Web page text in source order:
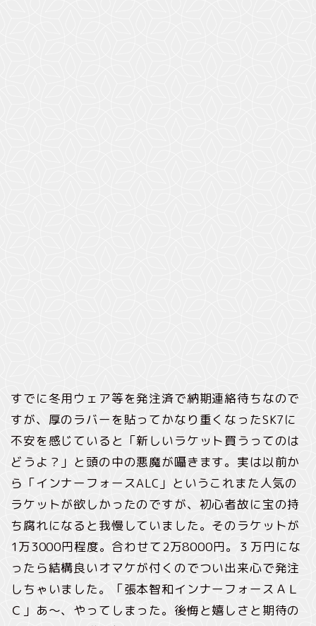
すでに冬用ウェア等を発注済で納期連絡待ちなので
すが、厚のラバーを貼ってかなり重くなったSK7に
不安を感じていると「新しいラケット買うってのは
どうよ？」と頭の中の悪魔が囁きます。実は以前か
ら「インナーフォースALC」というこれまた人気の
ラケットが欲しかったのですが、初心者故に宝の持
ち腐れになると我慢していました。そのラケットが
1万3000円程度。合わせて2万8000円。３万円にな
ったら結構良いオマケが付くのでつい出来心で発注
しちゃいました。「張本智和インナーフォースＡＬ
Ｃ」あ～、やってしまった。後悔と嬉しさと期待の